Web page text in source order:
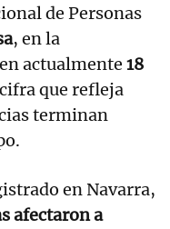
de Personas
, en la
actualmente 18
que refleja
terminan
en Navarra,
afectaron a